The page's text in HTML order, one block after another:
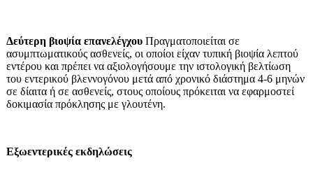
Δεύτερη βιοψία επανελέγχου Πραγματοποιείται σε
ασυμπτωματικούς ασθενείς, οι οποίοι είχαν τυπική βιοψία λεπτού
εντέρου και πρέπει να αξιολογήσουμε την ιστολογική βελτί­ωση
του εντερικού βλεννογόνου μετά από χρονικό διάστημα 4-6 μηνών
σε δίαιτα ή σε ασθενείς, στους οποίους πρόκειται να εφαρμοστεί
δοκιμασία πρόκλησης με γλουτένη.
Εξωεντερικές εκδηλώσεις